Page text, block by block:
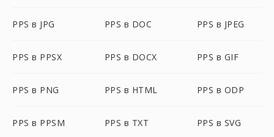
PPS в JPG PPS в DOC PPS в JPEG
PPS в PPSX PPS в DOCX PPS в GIF
PPS в PNG PPS в HTML PPS в ODP
PPS в PPSM PPS в TXT PPS в SVG